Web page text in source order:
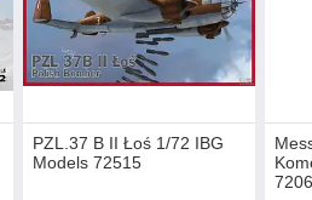
PZL.37 B II Łoś 1/72 IBG
Models 72515